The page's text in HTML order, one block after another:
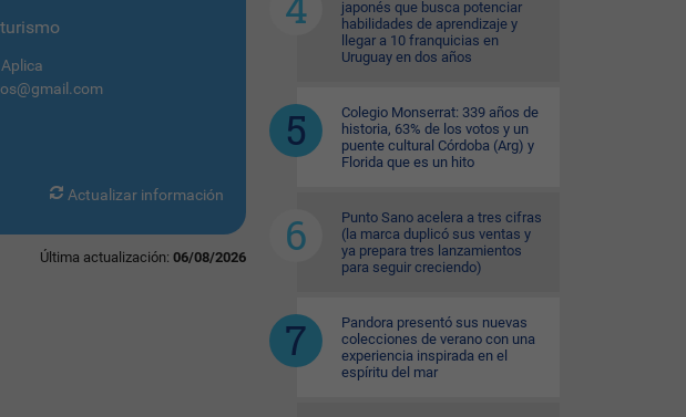
Actualizar información
Última actualización: 06/08/2026
japonés que busca potenciar
habilidades de aprendizaje y
llegar a 10 franquicias en
Uruguay en dos años
Colegio Monserrat: 339 años de
historia, 63% de los votos y un
puente cultural Córdoba (Arg) y
Florida que es un hito
Punto Sano acelera a tres cifras
(la marca duplicó sus ventas y
ya prepara tres lanzamientos
para seguir creciendo)
Pandora presentó sus nuevas
colecciones de verano con una
experiencia inspirada en el
espíritu del mar